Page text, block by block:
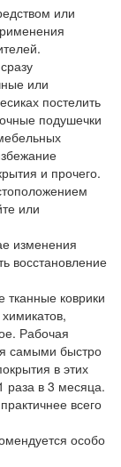
или
или
постелить
подушечки
и прочего.
или
изменения
восстановление
тканные коврики
Рабочая
самыми быстро
в этих
раза в 3 месяца.
всего
особо